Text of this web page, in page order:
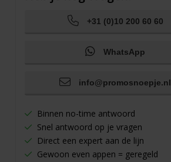
+31 (0)10 200 60 60
WhatsApp
info@promosnoepje.nl
Binnen no-time antwoord
Snel antwoord op je vragen
Direct een expert aan de lijn
Gewoon even appen = geregeld